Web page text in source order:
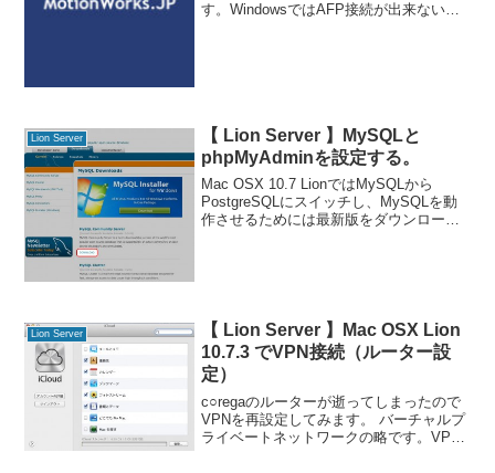
す。WindowsではAFP接続が出来ないの
Lion Server
【 Lion Server 】MySQLと
phpMyAdminを設定する。
Mac OSX 10.7 LionではMySQLから
PostgreSQLにスイッチし、MySQLを動
作させるためには最新版をダウンロード
Lion Server
【 Lion Server 】Mac OSX Lion
10.7.3 でVPN接続（ルーター設
定）
c○regaのルーターが逝ってしまったので
VPNを再設定してみます。 バーチャルプ
ライベートネットワークの略です。VPN